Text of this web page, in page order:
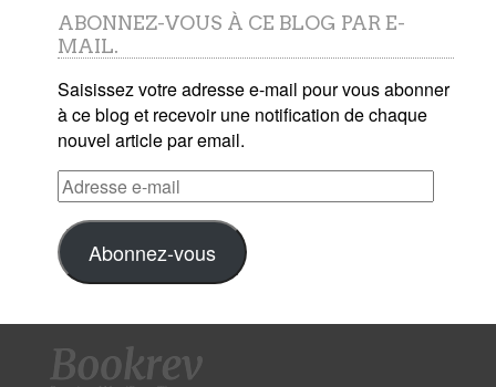
ABONNEZ-VOUS À CE BLOG PAR E-
MAIL.
Saisissez votre adresse e-mail pour vous abonner
à ce blog et recevoir une notification de chaque
nouvel article par email.
Adresse
e-
mail
Abonnez-vous